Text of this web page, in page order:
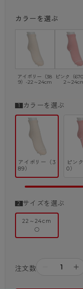
※商品画像はできる限り実
と色味が異なる
場合がございます。
カラーを選ぶ
アイボリー（38
9）-22～24cm
ピンク（
2～
カラーを選ぶ
アイボリー（3
89）
ピン
0）
サイズを選ぶ
22～24cm
○
注文数 ＋